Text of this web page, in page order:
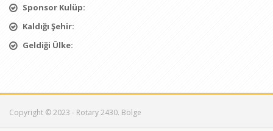
Sponsor Kulüp:
Kaldığı Şehir:
Geldiği Ülke:
Copyright © 2023 - Rotary 2430. Bölge